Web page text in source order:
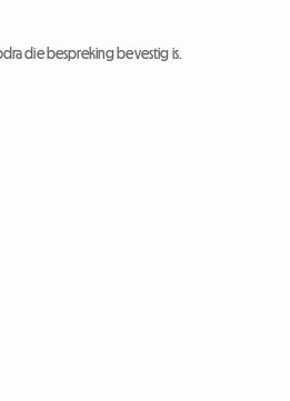
die bespreking bevestig is.